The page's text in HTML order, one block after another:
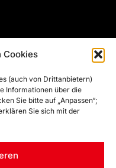
Cookies
(auch von Drittanbietern)
Informationen über die
Sie bitte auf „Anpassen“;
Sie sich mit der